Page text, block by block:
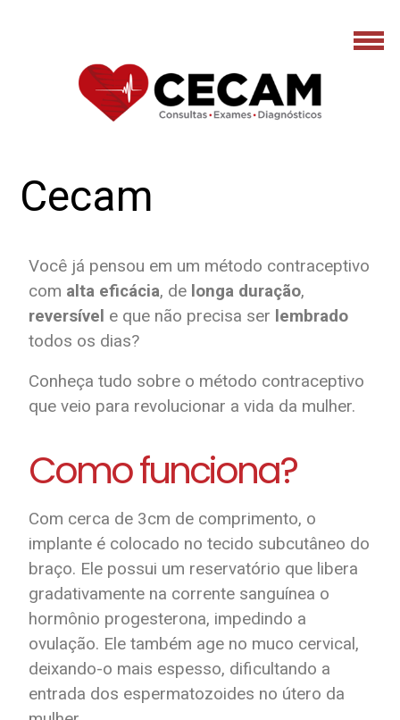
Cecam
Você já pensou em um método contraceptivo
com alta eficácia, de longa duração,
reversível e que não precisa ser lembrado
todos os dias?
Conheça tudo sobre o método contraceptivo
que veio para revolucionar a vida da mulher.
Como funciona?
Com cerca de 3cm de comprimento, o
implante é colocado no tecido subcutâneo do
braço. Ele possui um reservatório que libera
gradativamente na corrente sanguínea o
hormônio progesterona, impedindo a
ovulação. Ele também age no muco cervical,
deixando-o mais espesso, dificultando a
entrada dos espermatozoides no útero da